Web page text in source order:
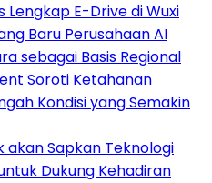
E-Drive di Wuxi
Baru Perusahaan AI
sebagai Basis Regional
Soroti Ketahanan
Kondisi yang Semakin
akan Sapkan Teknologi
Dukung Kehadiran